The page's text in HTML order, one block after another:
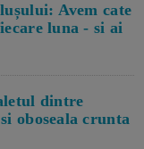
Avem cate
luna - si ai
dintre
oboseala crunta